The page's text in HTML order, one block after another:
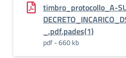
timbro_protocollo_A-
_.pdf.pades(1)
pdf - 660 kb